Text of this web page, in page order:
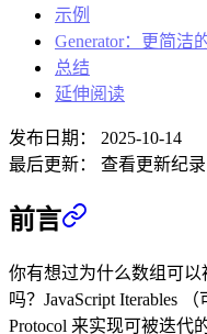
示例
Generator：更简洁
总结
延伸阅读
发布日期： 2025-10-14
最后更新：
查看更新纪录
前言
你有想过为什么数组可以
吗？JavaScript Iterables
Protocol 来实现可被迭代